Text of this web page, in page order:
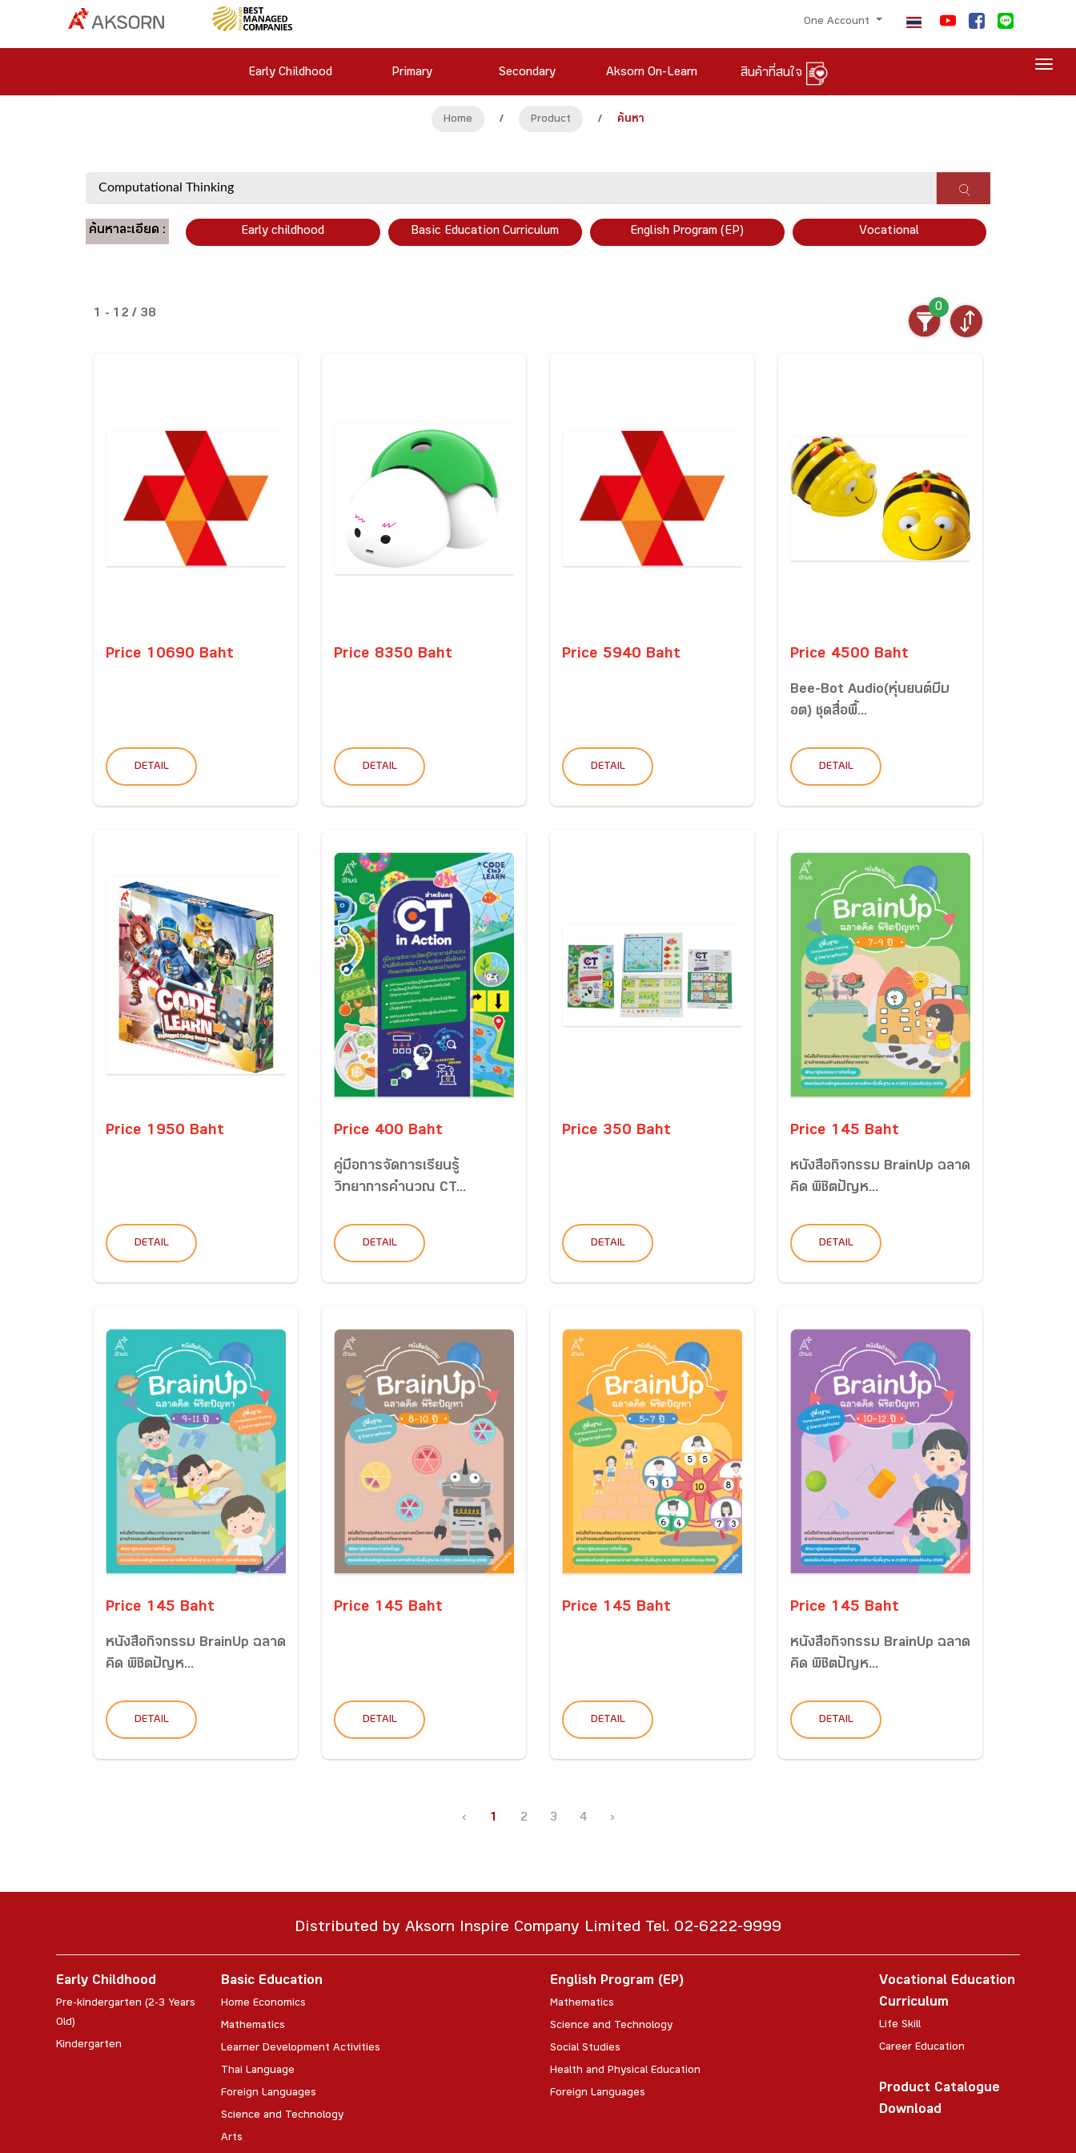
One Account
Early Childhood Primary Secondary Aksorn On-Learn สินค้าที่สนใจ
Home / Product / ค้นหา
ค้นหาละเอียด : Early childhood Basic Education Curriculum English Program (EP) Vocational
1 - 12 / 38
0
Price 10690 Baht
DETAIL
Price 8350 Baht
DETAIL
Price 5940 Baht
DETAIL
Price 4500 Baht
Bee-Bot Audio(หุ่นยนต์บีบ
อต) ชุดสื่อพื้...
DETAIL
Price 1950 Baht
DETAIL
Price 400 Baht
คู่มือการจัดการเรียนรู้
วิทยาการคำนวณ CT...
DETAIL
Price 350 Baht
DETAIL
Price 145 Baht
หนังสือกิจกรรม BrainUp ฉลาด
คิด พิชิตปัญห...
DETAIL
Price 145 Baht
หนังสือกิจกรรม BrainUp ฉลาด
คิด พิชิตปัญห...
DETAIL
Price 145 Baht
DETAIL
Price 145 Baht
DETAIL
Price 145 Baht
หนังสือกิจกรรม BrainUp ฉลาด
คิด พิชิตปัญห...
DETAIL
‹ 1 2 3 4 ›
Distributed by Aksorn Inspire Company Limited Tel. 02-6222-9999
Early Childhood
Pre-kindergarten (2-3 Years
Old)
Kindergarten
Basic Education
Home Economics
Mathematics
Learner Development Activities
Thai Language
Foreign Languages
Science and Technology
Arts
English Program (EP)
Mathematics
Science and Technology
Social Studies
Health and Physical Education
Foreign Languages
Vocational Education
Curriculum
Life Skill
Career Education
Product Catalogue
Download